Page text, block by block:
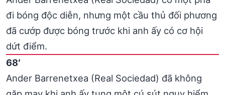
đi bóng độc diễn, nhưng một cầu thủ đối phương
đã cướp được bóng trước khi anh ấy có cơ hội
dứt điểm.
68′
Ander Barrenetxea (Real Sociedad) đã không